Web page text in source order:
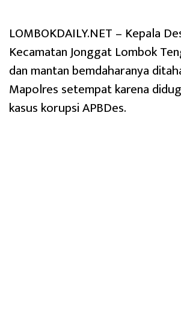
LOMBOKDAILY.NET – Kepala
Kecamatan Jonggat Lombok
dan mantan bemdaharanya
Mapolres setempat karena
kasus korupsi APBDes.